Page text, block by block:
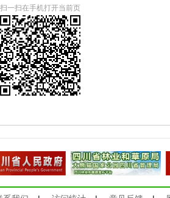
扫一扫在手机打开当前页